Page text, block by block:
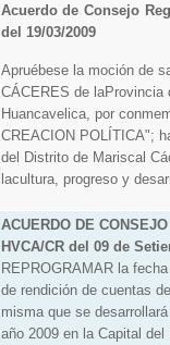
Acuerdo de Consejo
del 19/03/2009
Apruébese la moción de
CÁCERES de laProvincia
Huancavelica, por
CREACION POLÍTICA";
del Distrito de Mariscal
lacultura, progreso y
ACUERDO DE
HVCA/CR del 09 de
REPROGRAMAR la
de rendición de cuentas
misma que se
año 2009 en la Capital